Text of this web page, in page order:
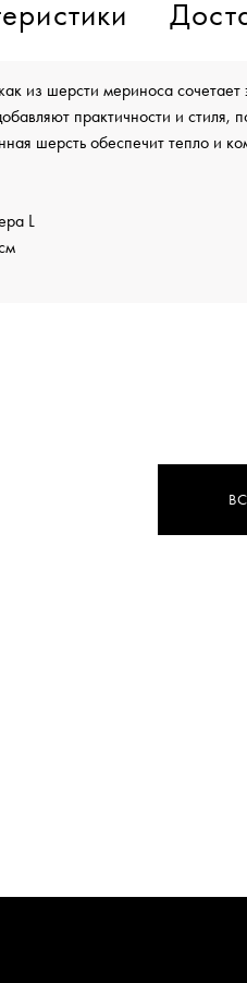
из шерсти мериноса сочетает
практичности и стиля,
шерсть обеспечит тепло и
L